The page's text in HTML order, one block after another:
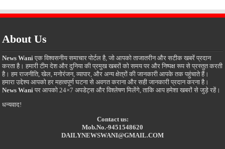
About Us
News Wani एक विश्वसनीय समाचार पोर्टल है, जो आपको ताजातरीन और सटीक खबरें प्रदान
करता है। हमारी टीम देश और दुनिया की प्रमुख खबरों को समय पर और निष्पक्ष रूप से प्रस्तुत करती
है। हम राजनीति, खेल, मनोरंजन, व्यापार, और अन्य क्षेत्रों की जानकारी आपके तक पहुंचाते हैं।
हमारा उद्देश्य आपको हर महत्वपूर्ण घटना से अवगत कराना और सही जानकारी प्रदान करना है।
News Wani पर आपको 24×7 अपडेट्स और विश्लेषण मिलेंगे, ताकि आप हमेशा खबरों से जुड़े रहें।
धन्यवाद!
Contact us:
Mob.No.-9451548620
DAILYNEWSWANI@GMAIL.COM